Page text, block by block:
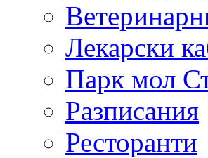
Лекарски
Парк мол
Разписания
Ресторанти